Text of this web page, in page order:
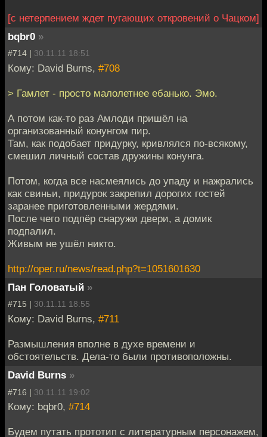
[с нетерпением ждет пугающих откровений о Чацком]
bqbr0 »
#714 | 30.11.11 18:51
Кому: David Burns, #708
> Гамлет - просто малолетнее ебанько. Эмо.
А потом как-то раз Амлоди пришёл на
организованный конунгом пир.
Там, как подобает придурку, кривлялся по-всякому,
смешил личный состав дружины конунга.
Потом, когда все насмеялись до упаду и нажрались
как свиньи, придурок закрепил дорогих гостей
заранее приготовленными жердями.
После чего подпёр снаружи двери, а домик
подпалил.
Живым не ушёл никто.
http://oper.ru/news/read.php?t=1051601630
Пан Головатый »
#715 | 30.11.11 18:55
Кому: David Burns, #711
Размышления вполне в духе времени и
обстоятельств. Дела-то были противоположны.
David Burns »
#716 | 30.11.11 19:02
Кому: bqbr0, #714
Будем путать прототип с литературным персонажем,